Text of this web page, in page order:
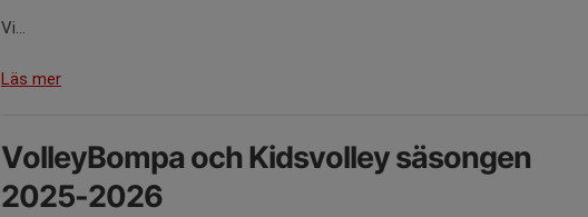
Vi...
Läs mer
VolleyBompa och Kidsvolley säsongen
2025-2026